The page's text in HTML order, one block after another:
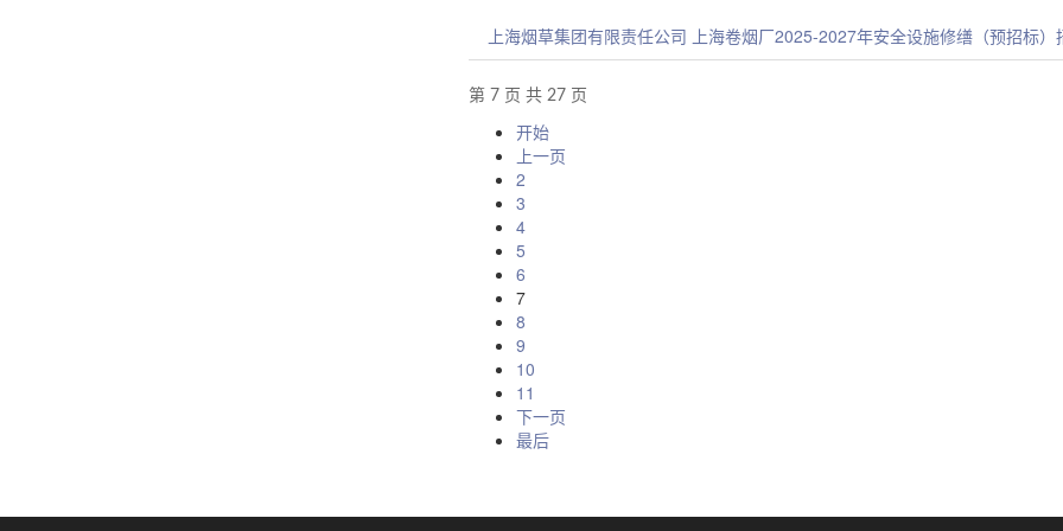
上海烟草集团有限责任公司 上海卷烟厂2025-2027年安全设施修缮（预招标）
第 7 页 共 27 页
开始
上一页
2
3
4
5
6
7
8
9
10
11
下一页
最后